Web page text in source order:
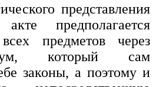
представления
предполагается
предметов через
который сам
законы, а поэтому и